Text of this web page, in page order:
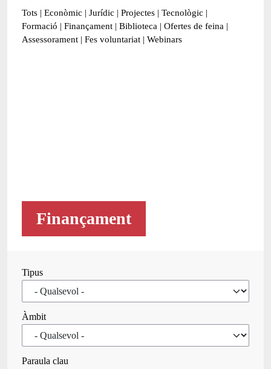
Tots | Econòmic | Jurídic | Projectes | Tecnològic |
Formació | Finançament | Biblioteca | Ofertes de feina |
Assessorament | Fes voluntariat | Webinars
Finançament
Tipus
Àmbit
Paraula clau